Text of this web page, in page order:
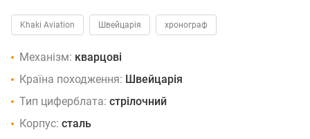
Khaki Aviation Швейцарія хронограф
Механізм: кварцові
Країна походження: Швейцарія
Тип циферблата: стрілочний
Корпус: сталь